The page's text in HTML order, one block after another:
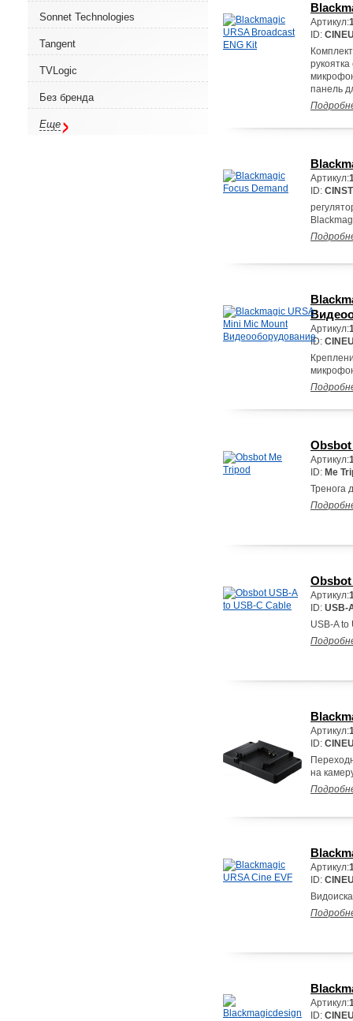
Sonnet Technologies
Tangent
TVLogic
Без бренда
Еще
Артикул:
ID:
панель
Артикул:
ID:
Артикул:
ID:
Артикул:
ID: Me
Тренога
Obsbot
Артикул:
ID: USB-
USB-A to
Артикул:
ID:
на
Артикул:
ID:
Артикул:
ID: